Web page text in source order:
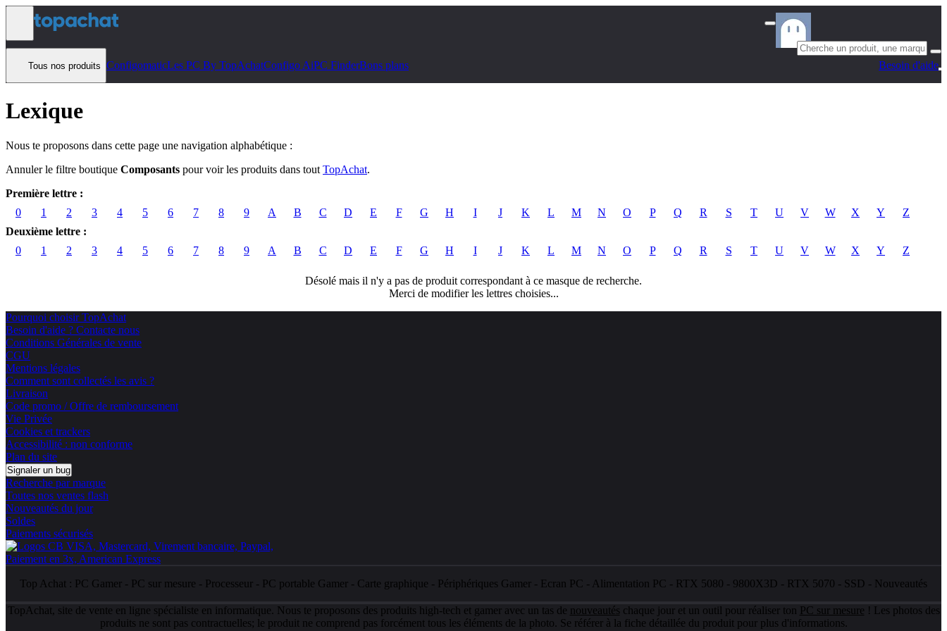
Aller au contenu
Tous nos produits ConfigomaticLes PC By TopAchatConfigo AiPC FinderBons plans Besoin d'aide
Lexique
Nous te proposons dans cette page une navigation alphabétique :
Annuler le filtre boutique Composants pour voir les produits dans tout TopAchat.
Première lettre :
0
1 2 3 4 5 6 7 8 9 A B C D E F G H I J K L M N O P Q R S T U V W X Y
Z
Deuxième lettre :
0
1 2 3 4 5 6 7 8 9 A B C D E F G H I J K L M N O P Q R S T U V W X Y Z
Désolé mais il n'y a pas de produit correspondant à ce masque de recherche.
Merci de modifier les lettres choisies...
Pourquoi choisir TopAchat
Besoin d'aide ? Contacte nous
Conditions Générales de vente
CGU
Mentions légales
Comment sont collectés les avis ?
Livraison
Code promo / Offre de remboursement
Vie Privée
Cookies et trackers
Accessibilité : non conforme
Plan du site
Signaler un bug
Recherche par marque
Toutes nos ventes flash
Nouveautés du jour
Soldes
Paiements sécurisés
Top Achat : PC Gamer - PC sur mesure - Processeur - PC portable Gamer - Carte graphique - Périphériques Gamer - Ecran PC - Alimentation PC - RTX 5080 - 9800X3D - RTX 5070 - SSD - Nouveautés
TopAchat, site de vente en ligne spécialiste en informatique. Nous te proposons des produits high-tech et gamer avec un tas de nouveautés chaque jour et un outil pour réaliser ton PC sur mesure ! Les photos des
produits ne sont pas contractuelles; le produit ne comprend pas forcément tous les éléments de la photo. Se référer à la fiche détaillée du produit pour plus d'informations.